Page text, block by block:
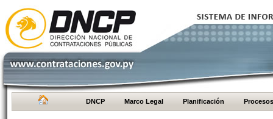
DNCP Marco Legal Planificación Procesos